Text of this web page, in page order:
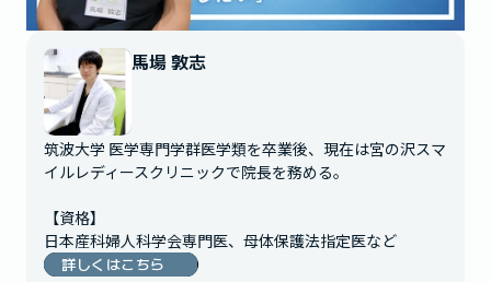
馬場 敦志
筑波大学 医学専門学群医学類を卒業後、現在は宮の沢スマ
イルレディースクリニックで院長を務める。
【資格】
日本産科婦人科学会専門医、母体保護法指定医など
詳しくはこちら